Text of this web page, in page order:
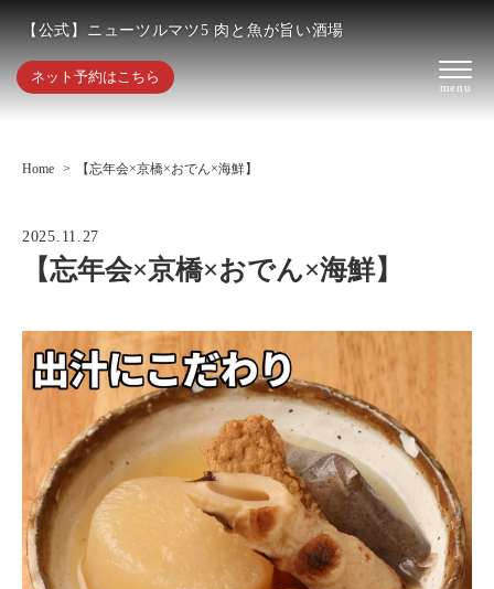
【公式】ニューツルマツ5 肉と魚が旨い酒場
ネット予約はこちら
Home 【忘年会×京橋×おでん×海鮮】
2025.11.27
【忘年会×京橋×おでん×海鮮】